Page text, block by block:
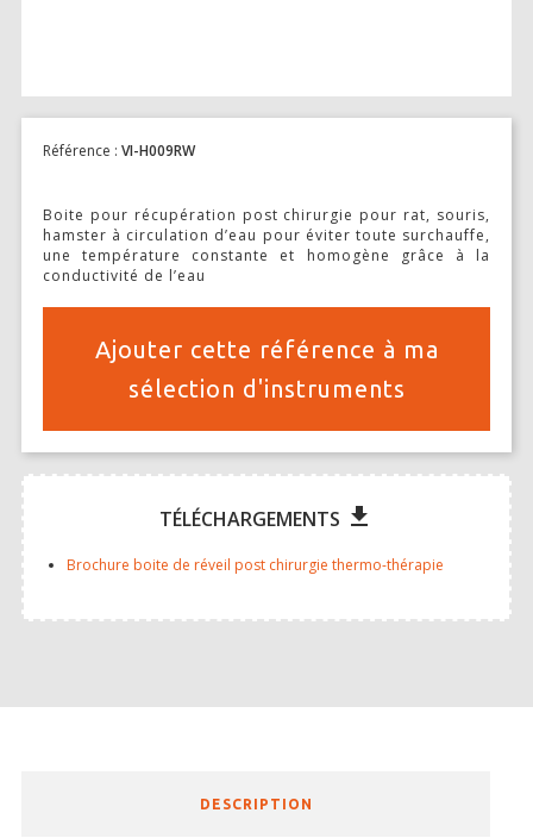
COORDINATION ET SENSORI-MOTEUR
ANXIÉTÉ ET DÉPRESSION
RYTHMES CIRCADIENS
DÉVELOPPEMENTS À FAÇON
PORTIQUES & STATIONS D’ANÉSTHÉSIE
CAGES À INDUCTION ET MASQUES D’ANESTHÉSIE
ÉVAPORATEURS
SOURCE D’AIR ET D’OXYGÈNE
ACCESSOIRES ET CONSOMMABLES POUR STATION D’ANESTHÉSIE
MODÈLES DE CADRES STÉRÉOTAXIQUES
Référence : VI-H009RW
Boite pour récupération post chirurgie pour rat, souris,
hamster à circulation d’eau pour éviter toute surchauffe,
une température constante et homogène grâce à la
conductivité de l’eau
Ajouter cette référence à ma
sélection d'instruments
TÉLÉCHARGEMENTS file_download
Brochure boite de réveil post chirurgie thermo-thérapie
DESCRIPTION